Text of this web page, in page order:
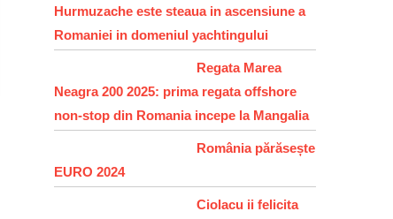
Hurmuzache este steaua in ascensiune a
Romaniei in domeniul yachtingului
Regata Marea
Neagra 200 2025: prima regata offshore
non-stop din Romania incepe la Mangalia
România părăsește
EURO 2024
Ciolacu ii felicita